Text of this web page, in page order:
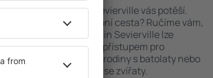
ubytování, Sevierville vás potěší.
nebo úspěšná služební cesta? Ručíme vám,
spokojeni. Ubytování in Sevierville lze
s bezbariérovým přístupem pro
Na své si přijdou i rodiny s batolaty nebo
kteří cestují se zvířaty.